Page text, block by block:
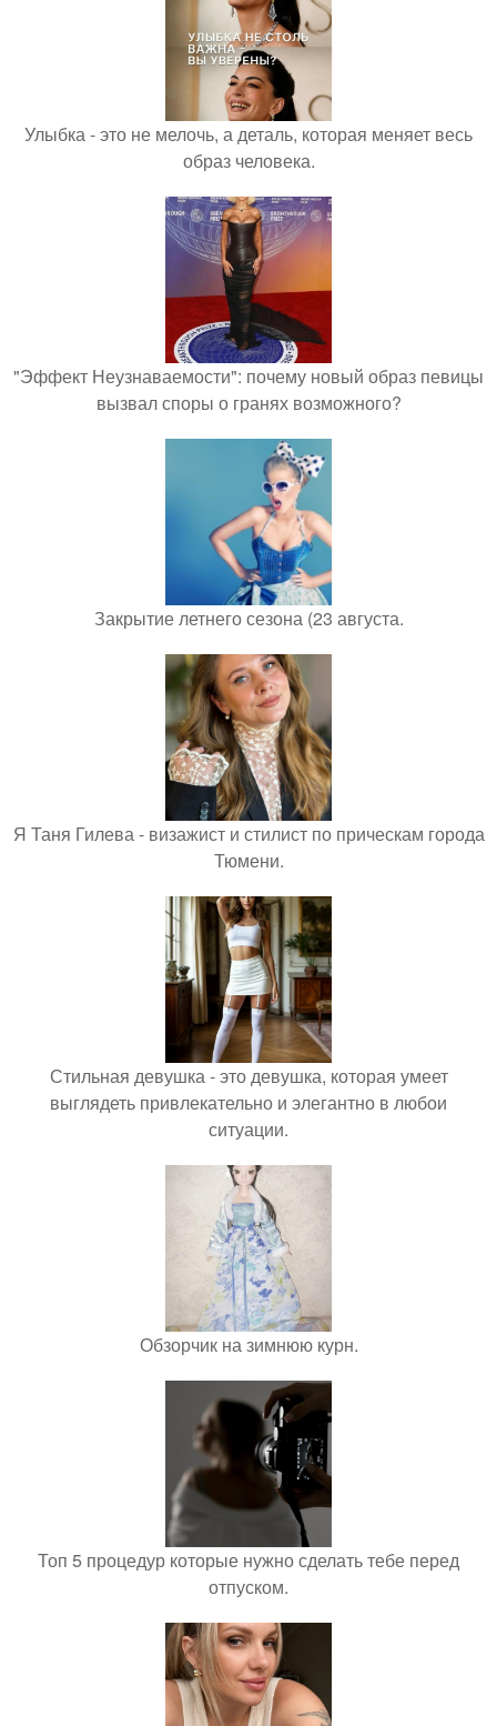
Улыбка - это не мелочь, а деталь, которая меняет весь
образ человека.
"Эффект Неузнаваемости": почему новый образ певицы
вызвал споры о гранях возможного?
Закрытие летнего сезона (23 августа.
Я Таня Гилева - визажист и стилист по прическам города
Тюмени.
Стильная девушка - это девушка, которая умеет
выглядеть привлекательно и элегантно в любои
ситуации.
Обзорчик на зимнюю курн.
Топ 5 процедур которые нужно сделать тебе перед
отпуском.